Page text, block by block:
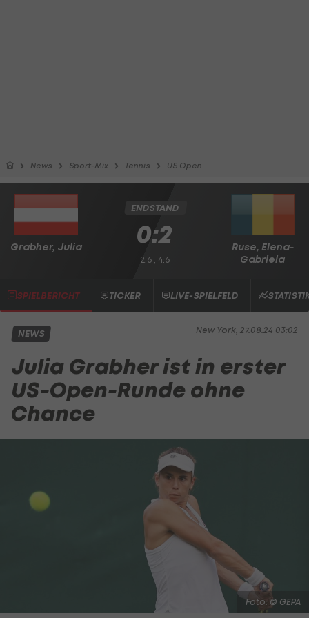
News Sport-Mix Tennis US Open
Grabher, Julia
Ruse, Elena-
Gabriela
ENDSTAND
0:2
2:6 , 4:6
SPIELBERICHT TICKER LIVE-SPIELFELD
New York, 27.08.24 03:02
NEWS
Julia Grabher ist in erster
US-Open-Runde ohne
Chance
Foto: © GEPA